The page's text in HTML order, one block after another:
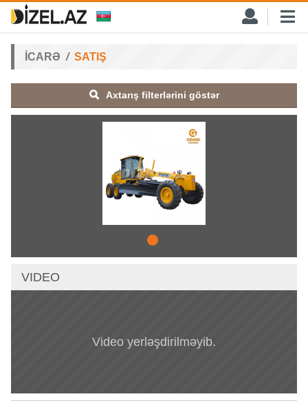
İCARƏ SATIŞ
Axtarış filterlərini göstər
VIDEO
Video yerləşdirilməyib.